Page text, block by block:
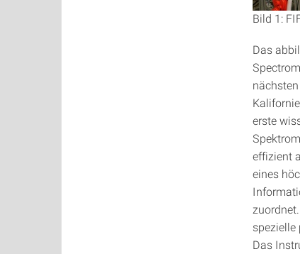
Bild 1:
Das
erste
effizient
eines
spezielle
Das